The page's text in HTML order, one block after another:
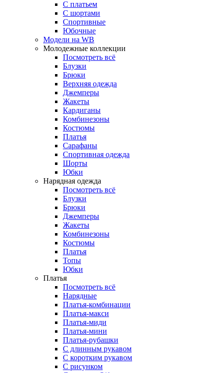
С платьем
С шортами
Спортивные
Юбочные
Модели на WB
Молодежные коллекции
Посмотреть всё
Блузки
Брюки
Верхняя одежда
Джемперы
Жакеты
Кардиганы
Комбинезоны
Костюмы
Платья
Сарафаны
Спортивная одежда
Шорты
Юбки
Нарядная одежда
Посмотреть всё
Блузки
Брюки
Джемперы
Жакеты
Комбинезоны
Костюмы
Платья
Топы
Юбки
Платья
Посмотреть всё
Нарядные
Платья-комбинации
Платья-макси
Платья-миди
Платья-мини
Платья-рубашки
С длинным рукавом
С коротким рукавом
С рисунком